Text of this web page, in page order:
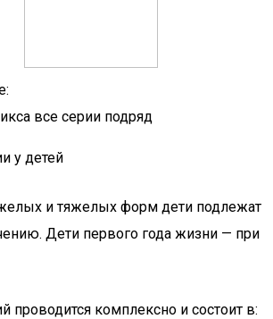
все серии подряд
у детей
и тяжелых форм дети подлежат
Дети первого года жизни — при
проводится комплексно и состоит в: